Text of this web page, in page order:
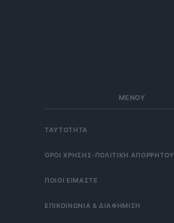
ΜΕΝΟΥ
ΤΑΥΤΟΤΗΤΑ
OΡΟΙ ΧΡΗΣΗΣ-ΠΟΛΙΤΙΚΗ ΑΠΟΡΡΗΤΟΥ
ΠΟΙΟΙ ΕΙΜΑΣΤΕ
ΕΠΙΚΟΙΝΩΝΙΑ & ΔΙΑΦΗΜΙΣΗ